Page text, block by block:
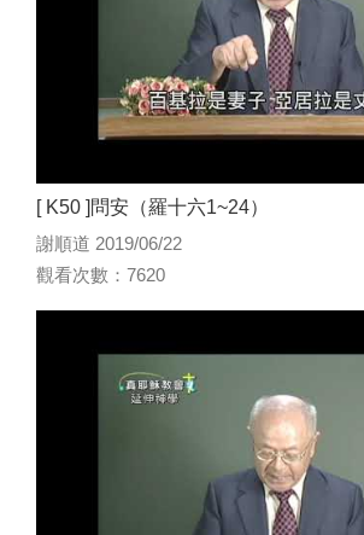
[ K50 ]問安（羅十六1~24）
謝順道 2019/06/22
觀看次數：7620